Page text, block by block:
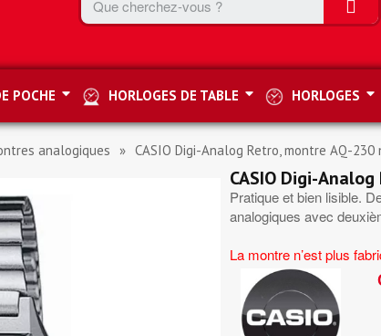
POCHE HORLOGES DE TABLE HORLOGES
analogiques CASIO Digi-Analog Retro, montre AQ-230
CASIO Digi-
Pratique et bien lisible.
analogiques avec
La montre n’est plus